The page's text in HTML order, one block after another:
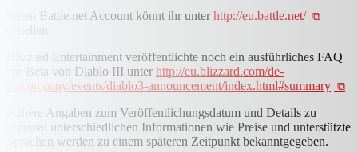
Einen Battle.net Account könnt ihr unterhttp://eu.battle.net/
erstellen.
Blizzard Entertainment veröffentlichte noch ein ausführliches FAQ
zur Beta von Diablo III unter http://eu.blizzard.com/de-
de/company/events/diablo3-announcement/index.html#summary
Nähere Angaben zum Veröffentlichungsdatum und Details zu
regional unterschiedlichen Informationen wie Preise und unterstützte
Sprachen werden zu einem späteren Zeitpunkt bekanntgegeben.